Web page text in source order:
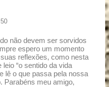
não devem ser sorvidos
espero um momento
reflexões, como nesta
“o sentido da vida
lê o que passa pela nossa
Parabéns meu amigo,